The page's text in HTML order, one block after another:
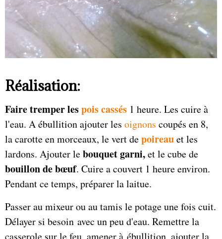
Réalisation:
Faire tremper lespois cassés 1 heure. Les cuire à
l'eau. A ébullition ajouter les oignons coupés en 8,
la carotte en morceaux, le vert depoireauet les
lardons. Ajouter lebouquet garni,et le cube de
bouillon de bœuf. Cuire a couvert 1 heure environ.
Pendant ce temps, préparer la laitue.
Passer au mixeur ou au tamis le potage une fois cuit.
Délayer si besoin avec un peu d'eau. Remettre la